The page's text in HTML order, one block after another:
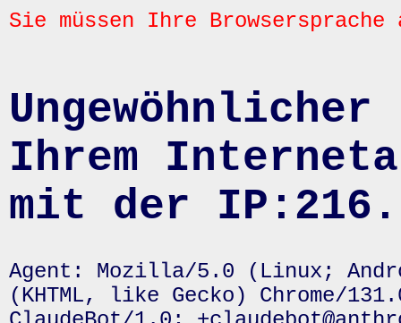
Sie müssen Ihre
Ihrem
mit der
Agent: Mozilla/5.0 (Linux;
(KHTML, like Gecko) Chrome/